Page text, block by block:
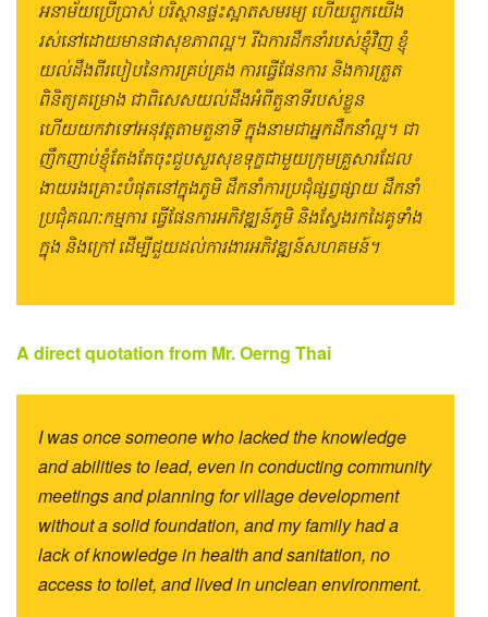
អនាម័យប្រើប្រាស់ បរិស្ថានផ្ទះស្អាតសមរម្យ ហើយពួកយើង
រស់នៅដោយមានផាសុខភាពល្អ។ រីឯការដឹកនាំរបស់ខ្ញុំវិញ ខ្ញុំ
យល់ដឹងពីរបៀបនៃការគ្រប់គ្រង ការធ្វើផែនការ និងការត្រួត
ពិនិត្យគម្រោង ជាពិសេសយល់ដឹងអំពីតួនាទីរបស់ខ្លួន
ហើយយកវាទៅអនុវត្ដតាមតួនាទី ក្នុងនាមជាអ្នកដឹកនាំល្អ។ ជា
ញឹកញាប់ខ្ញុំតែងតែចុះជួបសួរសុខទុក្ខជាមួយក្រុមគ្រួសារដែល
ងាយរងគ្រោះបំផុតនៅក្នុងភូមិ ដឹកនាំការប្រជុំផ្សព្វផ្សាយ ដឹកនាំ
ប្រជុំគណ:កម្មការ ធ្វើផែនការអភិវឌ្ឍន៍ភូមិ និងស្វែងរកដៃគូទាំង
ក្នុង និងក្រៅ ដើម្បីជួយដល់ការងារអភិវឌ្ឍន៍សហគមន៍។
A direct quotation from Mr. Oerng Thai
I was once someone who lacked the knowledge
and abilities to lead, even in conducting community
meetings and planning for village development
without a solid foundation, and my family had a
lack of knowledge in health and sanitation, no
access to toilet, and lived in unclean environment.